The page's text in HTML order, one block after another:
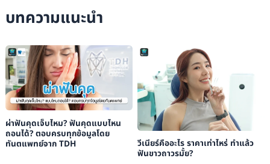
บทความแนะนำ
ผ่าฟันคุดเจ็บไหม? ฟันคุดแบบไหน
ถอนได้? ตอบครบทุกข้อมูลโดย
ทันตแพทย์จาก TDH
วีเนียร์คืออะไร ราคาเท่าไหร่ ทำแล้ว
ฟันขาวถาวรมั้ย?